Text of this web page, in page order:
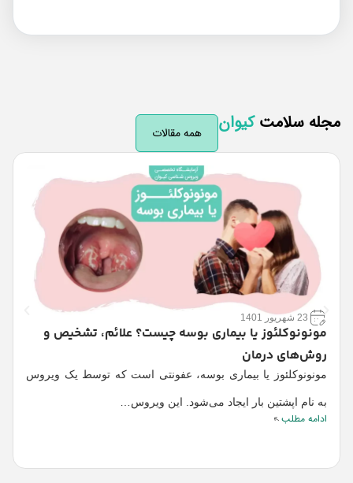
سلامتکیوان همه مقالات
23 شهریور 1401
مونونوکلئوز یا بیماری بوسه چیست؟ علائم، تشخیص و
روش‌های درمان
مونونوکلئوز یا بیماری بوسه، عفونتی است که توسط یک ویروس
به نام اپشتین بار ایجاد می‌شود. این ویروس…
ادامه مطلب